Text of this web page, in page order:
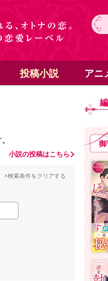
投稿小説 アニ
小説の投稿はこちら
×検索条件をクリアする